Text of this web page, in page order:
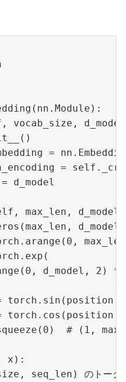
vocab_size,
=
=
d_model
max_len,
d_model)
d_model, 2) *
torch.sin(position
torch.cos(position
# (1,
x):
seq_len) のトーク